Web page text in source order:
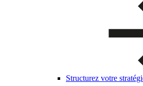
Structurez votre